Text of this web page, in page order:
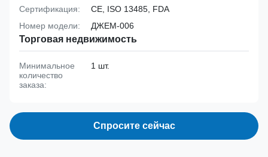
Сертификация:
CE, ISO 13485, FDA
Номер модели:
ДЖЕМ-006
Торговая недвижимость
Минимальное
количество
заказа:
1 шт.
Спросите сейчас